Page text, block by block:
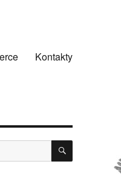
Kontakty
HLEDÁNÍ